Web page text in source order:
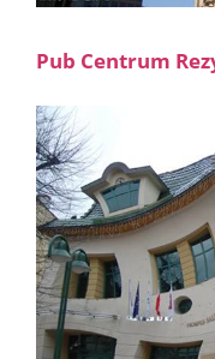
Pub Centrum